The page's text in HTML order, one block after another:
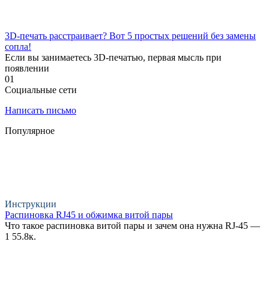
3D-печать расстраивает? Вот 5 простых решений без замены
сопла!
Если вы занимаетесь 3D-печатью, первая мысль при
появлении
01
Социальные сети
Написать письмо
Популярное
Инструкции
Распиновка RJ45 и обжимка витой пары
Что такое распиновка витой пары и зачем она нужна RJ-45 —
1 55.8к.